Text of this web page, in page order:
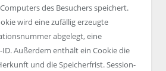
des Besuchers speichert.
wird eine zufällig erzeugte
abgelegt, eine
Außerdem enthält ein Cookie die
und die Speicherfrist. Session-